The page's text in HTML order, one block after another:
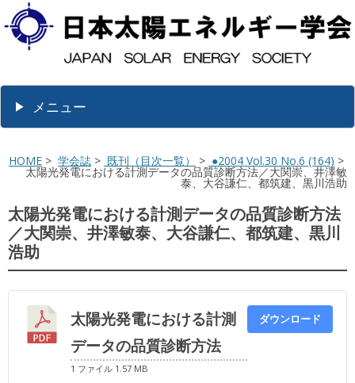
メニュー
HOME > 学会誌 > 既刊（目次一覧） > ●2004 Vol.30 No.6 (164) >
太陽光発電における計測データの品質診断方法／大関崇、井澤敏
泰、大谷謙仁、都筑建、黒川浩助
太陽光発電における計測データの品質診断方法
／大関崇、井澤敏泰、大谷謙仁、都筑建、黒川
浩助
太陽光発電における計測
データの品質診断方法
1 ファイル 1.57 MB
ダウンロード